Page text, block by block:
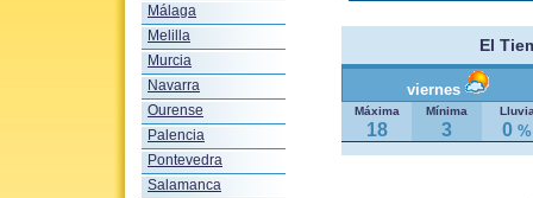
Málaga
Melilla
Murcia
Navarra
Ourense
Palencia
Pontevedra
Salamanca
El
viernes
Máxima Mínima
18 3 0 %